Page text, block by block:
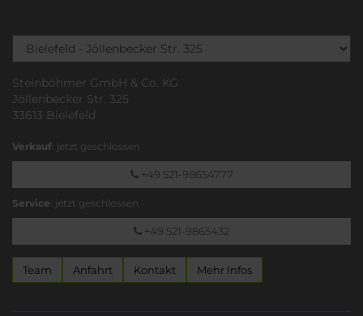
Steinböhmer GmbH & Co. KG
Jöllenbecker Str. 325
33613 Bielefeld
Verkauf: jetzt geschlossen
+49 521-98654777
Service: jetzt geschlossen
+49 521-9865432
Team Anfahrt Kontakt Mehr Infos